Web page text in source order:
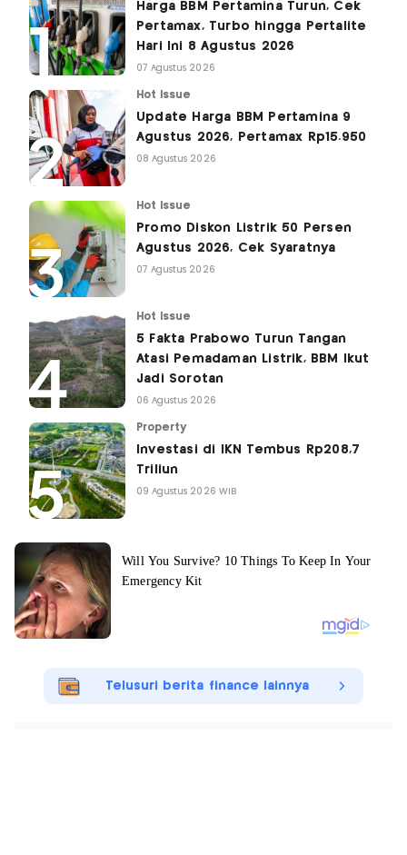
Harga BBM Pertamina Turun, Cek
Pertamax, Turbo hingga Pertalite
Hari Ini 8 Agustus 2026
07 Agustus 2026
Hot Issue
Update Harga BBM Pertamina 9
Agustus 2026, Pertamax Rp15.950
08 Agustus 2026
Hot Issue
Promo Diskon Listrik 50 Persen
Agustus 2026, Cek Syaratnya
07 Agustus 2026
Hot Issue
5 Fakta Prabowo Turun Tangan
Atasi Pemadaman Listrik, BBM Ikut
Jadi Sorotan
06 Agustus 2026
Property
Investasi di IKN Tembus Rp208,7
Triliun
09 Agustus 2026 WIB
Telusuri berita finance lainnya